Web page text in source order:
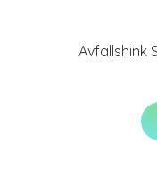
Avfallshink